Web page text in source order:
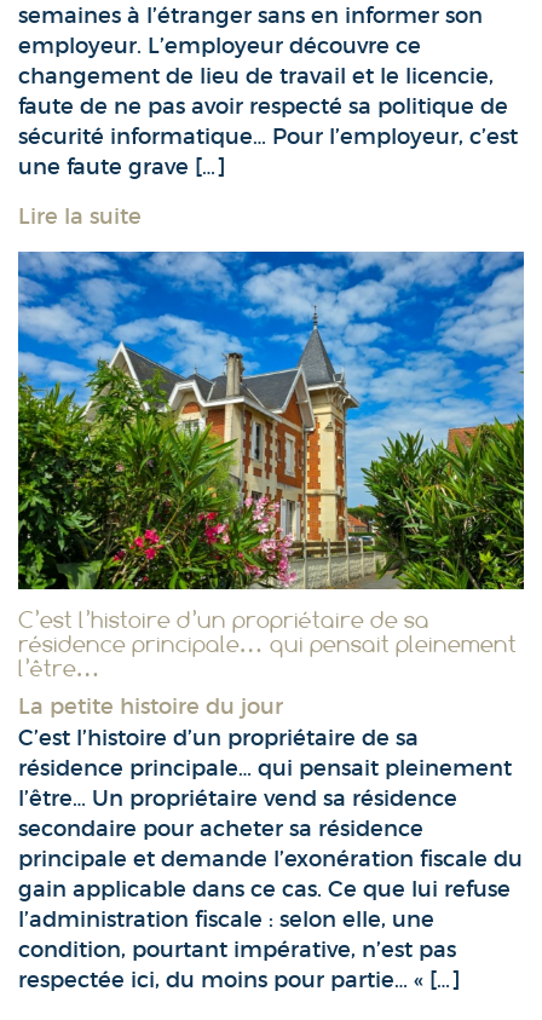
semaines à l’étranger sans en informer son
employeur. L’employeur découvre ce
changement de lieu de travail et le licencie,
faute de ne pas avoir respecté sa politique de
sécurité informatique… Pour l’employeur, c’est
une faute grave […]
Lire la suite
C’est l’histoire d’un propriétaire de sa
résidence principale… qui pensait pleinement
l’être…
La petite histoire du jour
C’est l’histoire d’un propriétaire de sa
résidence principale… qui pensait pleinement
l’être… Un propriétaire vend sa résidence
secondaire pour acheter sa résidence
principale et demande l’exonération fiscale du
gain applicable dans ce cas. Ce que lui refuse
l’administration fiscale : selon elle, une
condition, pourtant impérative, n’est pas
respectée ici, du moins pour partie… « […]